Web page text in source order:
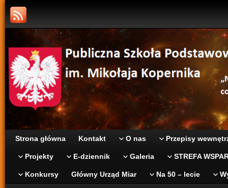
Strona główna Kontakt O nas Przepisy
Projekty E-dziennik Galeria STREFA
Konkursy Główny Urząd Miar Na 50 – lecie